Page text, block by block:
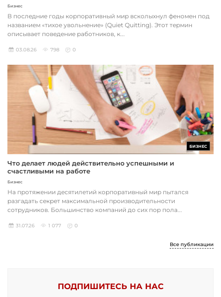
Бизнес
В последние годы корпоративный мир всколыхнул феномен под
названием «тихое увольнение» (Quiet Quitting). Этот термин
описывает поведение работников, к...
03.08.26 798 0
БИЗНЕС
Что делает людей действительно успешными и
счастливыми на работе
Бизнес
На протяжении десятилетий корпоративный мир пытался
разгадать секрет максимальной производительности
сотрудников. Большинство компаний до сих пор пола...
31.07.26 1 077 0
Все публикации
ПОДПИШИТЕСЬ НА НАС